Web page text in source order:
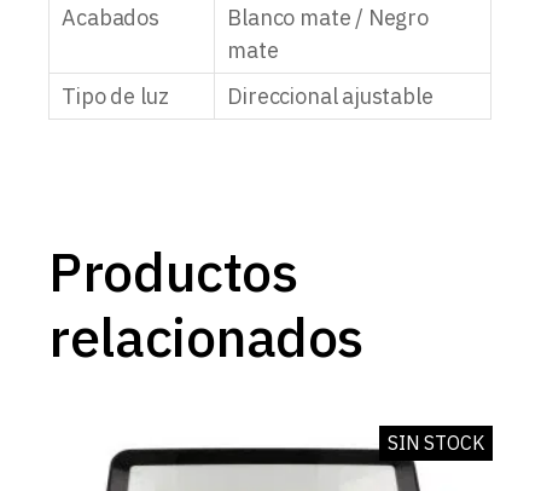
Acabados
Blanco mate / Negro
mate
Tipo de luz
Direccional ajustable
Productos
relacionados
SIN STOCK